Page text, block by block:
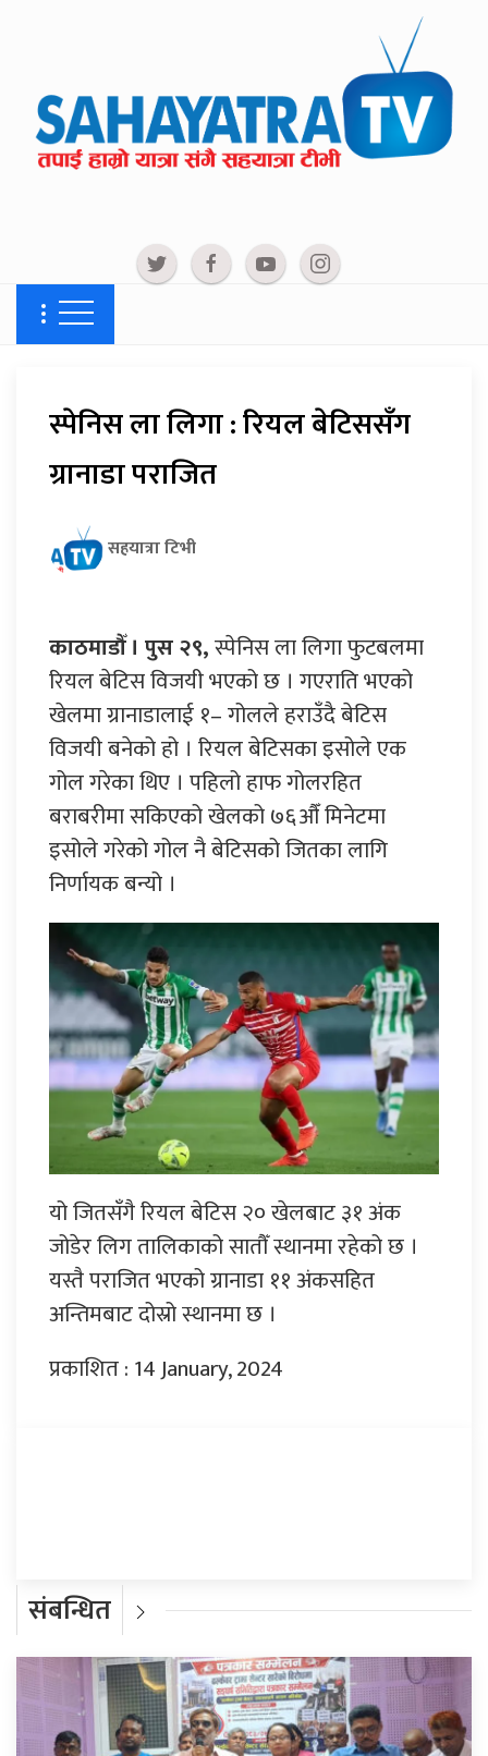
स्पेनिस ला लिगा : रियल बेटिससँग
ग्रानाडा पराजित
सहयात्रा टिभी
काठमाडौँ । पुस २९,स्पेनिस ला लिगा फुटबलमा
रियल बेटिस विजयी भएको छ । गएराति भएको
खेलमा ग्रानाडालाई १– गोलले हराउँदै बेटिस
विजयी बनेको हो । रियल बेटिसका इसोले एक
गोल गरेका थिए । पहिलो हाफ गोलरहित
बराबरीमा सकिएको खेलको ७६औँ मिनेटमा
इसोले गरेको गोल नै बेटिसको जितका लागि
निर्णायक बन्यो ।
यो जितसँगै रियल बेटिस २० खेलबाट ३१ अंक
जोडेर लिग तालिकाको सातौँ स्थानमा रहेको छ ।
यस्तै पराजित भएको ग्रानाडा ११ अंकसहित
अन्तिमबाट दोस्रो स्थानमा छ ।
प्रकाशित : 14 January, 2024
संबन्धित